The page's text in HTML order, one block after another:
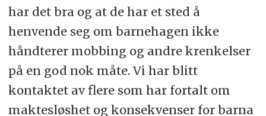
har det bra og at de har et sted å
henvende seg om barnehagen ikke
håndterer mobbing og andre krenkelser
på en god nok måte. Vi har blitt
kontaktet av flere som har fortalt om
maktesløshet og konsekvenser for barna